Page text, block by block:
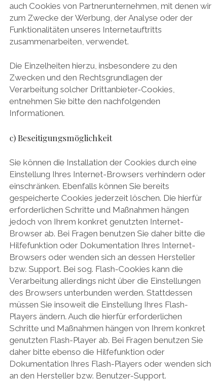
auch Cookies von Partnerunternehmen, mit denen wir
zum Zwecke der Werbung, der Analyse oder der
Funktionalitäten unseres Internetauftritts
zusammenarbeiten, verwendet.
Die Einzelheiten hierzu, insbesondere zu den
Zwecken und den Rechtsgrundlagen der
Verarbeitung solcher Drittanbieter-Cookies,
entnehmen Sie bitte den nachfolgenden
Informationen.
c) Beseitigungsmöglichkeit
Sie können die Installation der Cookies durch eine
Einstellung Ihres Internet-Browsers verhindern oder
einschränken. Ebenfalls können Sie bereits
gespeicherte Cookies jederzeit löschen. Die hierfür
erforderlichen Schritte und Maßnahmen hängen
jedoch von Ihrem konkret genutzten Internet-
Browser ab. Bei Fragen benutzen Sie daher bitte die
Hilfefunktion oder Dokumentation Ihres Internet-
Browsers oder wenden sich an dessen Hersteller
bzw. Support. Bei sog. Flash-Cookies kann die
Verarbeitung allerdings nicht über die Einstellungen
des Browsers unterbunden werden. Stattdessen
müssen Sie insoweit die Einstellung Ihres Flash-
Players ändern. Auch die hierfür erforderlichen
Schritte und Maßnahmen hängen von Ihrem konkret
genutzten Flash-Player ab. Bei Fragen benutzen Sie
daher bitte ebenso die Hilfefunktion oder
Dokumentation Ihres Flash-Players oder wenden sich
an den Hersteller bzw. Benutzer-Support.